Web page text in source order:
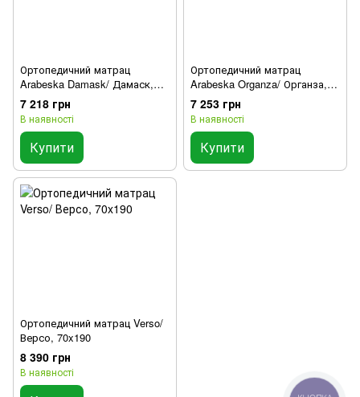
Ортопедичний матрац
Arabeska Damask/ Дамаск,
70x190
7 218 грн
В наявності
Купити
Ортопедичний матрац
Arabeska Organza/ Органза,
70x190
7 253 грн
В наявності
Купити
Ортопедичний матрац Verso/
Версо, 70x190
8 390 грн
В наявності